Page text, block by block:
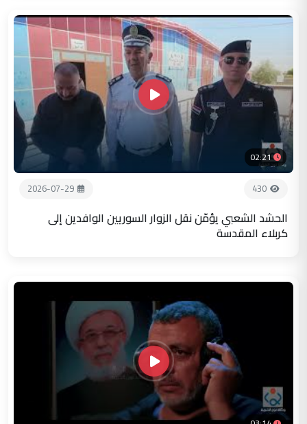
02:21
430
2026-07-29
الحشد الشعبي يؤمّن نقل الزوار السوريين الوافدين إلى
كربلاء المقدسة